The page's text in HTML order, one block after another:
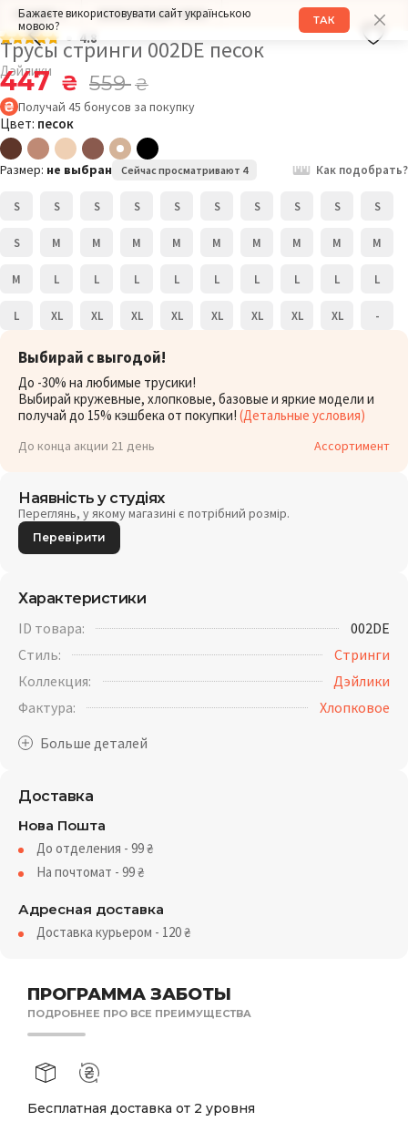
Бажаєте використовувати сайт українською
мовою?
ТАК
РАЗМЕР: L ОБХВАТ БЕДЕР: 98СМ
4.8
Трусы стринги 002DE песок
Дэйлики
447 ₴ 559₴
Получай 45 бонусов за покупку
Цвет: песок
Размер: не выбран Сейчас просматривают 4 Как подобрать?
S S S S S S S S S S
S M M M M M M M M M
M L L L L L L L L L
L XL XL XL XL XL XL XL XL -
Выбирай с выгодой!
До -30% на любимые трусики!
Выбирай кружевные, хлопковые, базовые и яркие модели и
получай до 15% кэшбека от покупки! (Детальные условия)
До конца акции 21 день Ассортимент
ПРОГРАММА ЗАБОТЫ
ПОДРОБНЕЕ ПРО ВСЕ ПРЕИМУЩЕСТВА
Бесплатная доставка от 2 уровня
Наявність у студіях
Переглянь, у якому магазині є потрібний розмір.
Перевірити
Характеристики
ID товара:
002DE
Стиль:
Стринги
Коллекция:
Дэйлики
Фактура:
Хлопковое
Доставка
Нова Пошта
До отделения - 99₴
На почтомат - 99₴
Адресная доставка
Доставка курьером - 120₴